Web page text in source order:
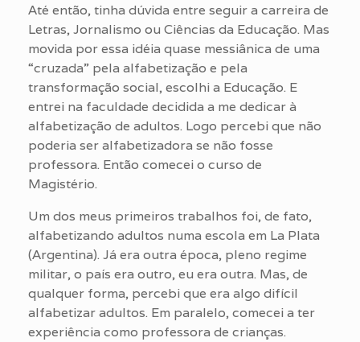
Até então, tinha dúvida entre seguir a carreira de
Letras, Jornalismo ou Ciências da Educação. Mas
movida por essa idéia quase messiânica de uma
“cruzada” pela alfabetização e pela
transformação social, escolhi a Educação. E
entrei na faculdade decidida a me dedicar à
alfabetização de adultos. Logo percebi que não
poderia ser alfabetizadora se não fosse
professora. Então comecei o curso de
Magistério.
Um dos meus primeiros trabalhos foi, de fato,
alfabetizando adultos numa escola em La Plata
(Argentina). Já era outra época, pleno regime
militar, o país era outro, eu era outra. Mas, de
qualquer forma, percebi que era algo difícil
alfabetizar adultos. Em paralelo, comecei a ter
experiência como professora de crianças.